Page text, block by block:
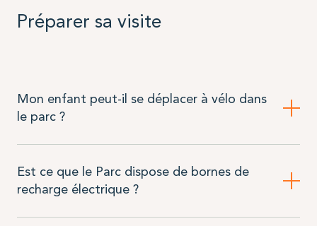
Préparer sa visite
Mon enfant peut-il se déplacer à vélo dans
le parc ?
Est ce que le Parc dispose de bornes de
recharge électrique ?